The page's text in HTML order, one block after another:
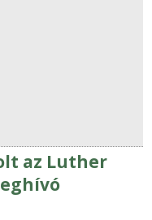
az Luther